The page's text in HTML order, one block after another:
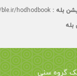
بله : hodhodbook
بله
گروه سنی